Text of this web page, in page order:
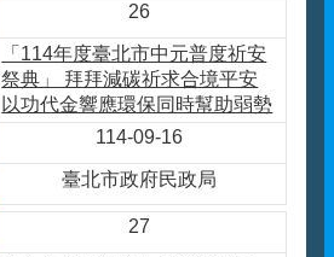
26
「114年度臺北市中元普度祈安
祭典」 拜拜減碳祈求合境平安
以功代金響應環保同時幫助弱勢
114-09-16
臺北市政府民政局
27